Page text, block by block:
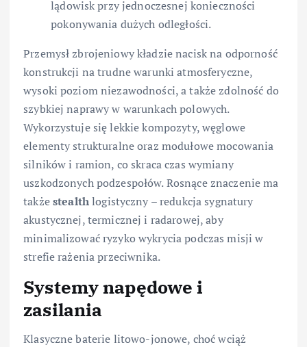
lądowisk przy jednoczesnej konieczności
pokonywania dużych odległości.
Przemysł zbrojeniowy kładzie nacisk na odporność
konstrukcji na trudne warunki atmosferyczne,
wysoki poziom niezawodności, a także zdolność do
szybkiej naprawy w warunkach polowych.
Wykorzystuje się lekkie kompozyty, węglowe
elementy strukturalne oraz modułowe mocowania
silników i ramion, co skraca czas wymiany
uszkodzonych podzespołów. Rosnące znaczenie ma
takżestealthlogistyczny – redukcja sygnatury
akustycznej, termicznej i radarowej, aby
minimalizować ryzyko wykrycia podczas misji w
strefie rażenia przeciwnika.
Systemy napędowe i
zasilania
Klasyczne baterie litowo-jonowe, choć wciąż